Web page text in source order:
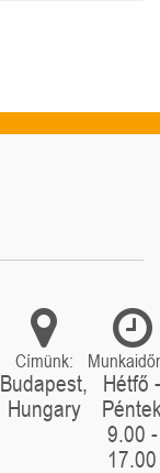
Címünk:
Budapest,
Hungary
Hétfő -
9.00 -
17.00